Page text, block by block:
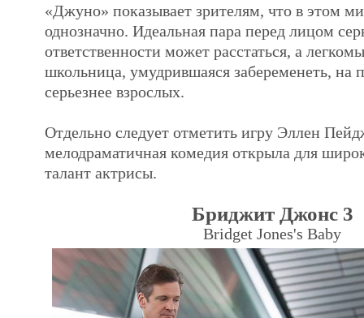
«Джуно» показывает зрителям, что в этом
однозначно. Идеальная пара перед лицом
ответственности может расстаться, а
школьница, умудрившаяся забеременеть, на
серьезнее взрослых.
Отдельно следует отметить игру Эллен
мелодраматичная комедия открыла для
талант актрисы.
Бриджит Джонс 3
Bridget Jones's Baby